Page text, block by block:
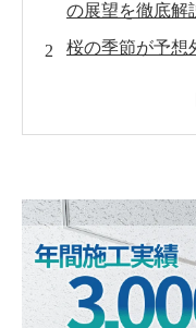
の展望を徹底解
桜の季節が予想
結露対策徹底し
気づいたらどう
桜前線とともに
に